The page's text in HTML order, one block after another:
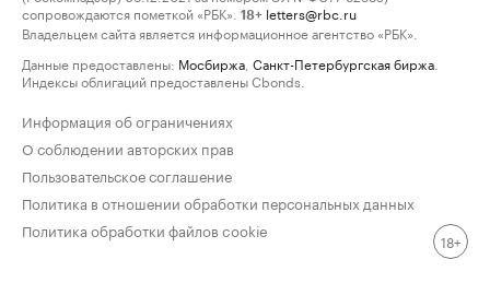
сопровождаются пометкой «РБК».
18+ letters@rbc.ru
Владельцем сайта является информационное агентство «РБК».
Данные предоставлены: Мосбиржа Санкт-Петербургская биржа
Индексы облигаций предоставлены Cbonds.
Информация об ограничениях
О соблюдении авторских прав
Пользовательское соглашение
Политика в отношении обработки персональных данных
Политика обработки файлов cookie
18+